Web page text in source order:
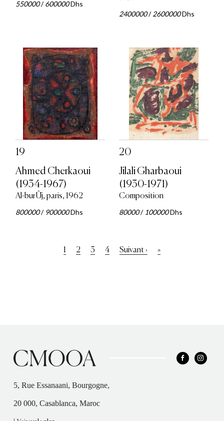
550000/600000Dhs
2400000/2600000Dhs
19
Ahmed Cherkaoui
(1934-1967)
Al-burÛj, paris, 1962
800000/ 900000Dhs
20
Jilali Gharbaoui
(1930-1971)
Composition
80000/ 100000Dhs
Page
1 Page
2 Page
3 Page
4
Page
Suivant ›
Dernière
»
5, Rue Essanaani, Bourgogne,
20 000, Casablanca, Maroc